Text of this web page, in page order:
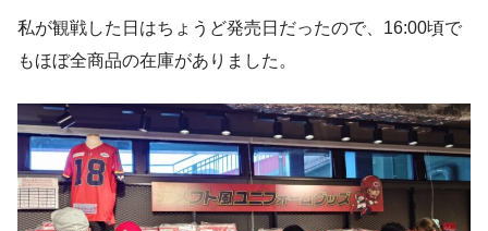
私が観戦した日はちょうど発売日だったので、16:00頃で
もほぼ全商品の在庫がありました。